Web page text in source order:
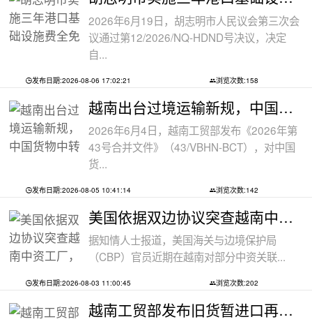
2026年6月19日，胡志明市人民议会第三次会
议通过第12/2026/NQ-HDND号决议，决定
自...
发布日期:2026-08-06 17:02:21 浏览次数:158
越南出台过境运输新规，中国货物中转通
2026年6月4日，越南工贸部发布《2026年第
43号合并文件》（43/VBHN-BCT），对中国
货...
发布日期:2026-08-05 10:41:14 浏览次数:142
美国依据双边协议突查越南中资工厂，三
据知情人士报道，美国海关与边境保护局
（CBP）官员近期在越南对部分中资关联...
发布日期:2026-08-03 11:00:45 浏览次数:202
越南工贸部发布旧货暂进口再出口新规：